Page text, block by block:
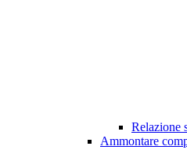
Relazione
Ammontare